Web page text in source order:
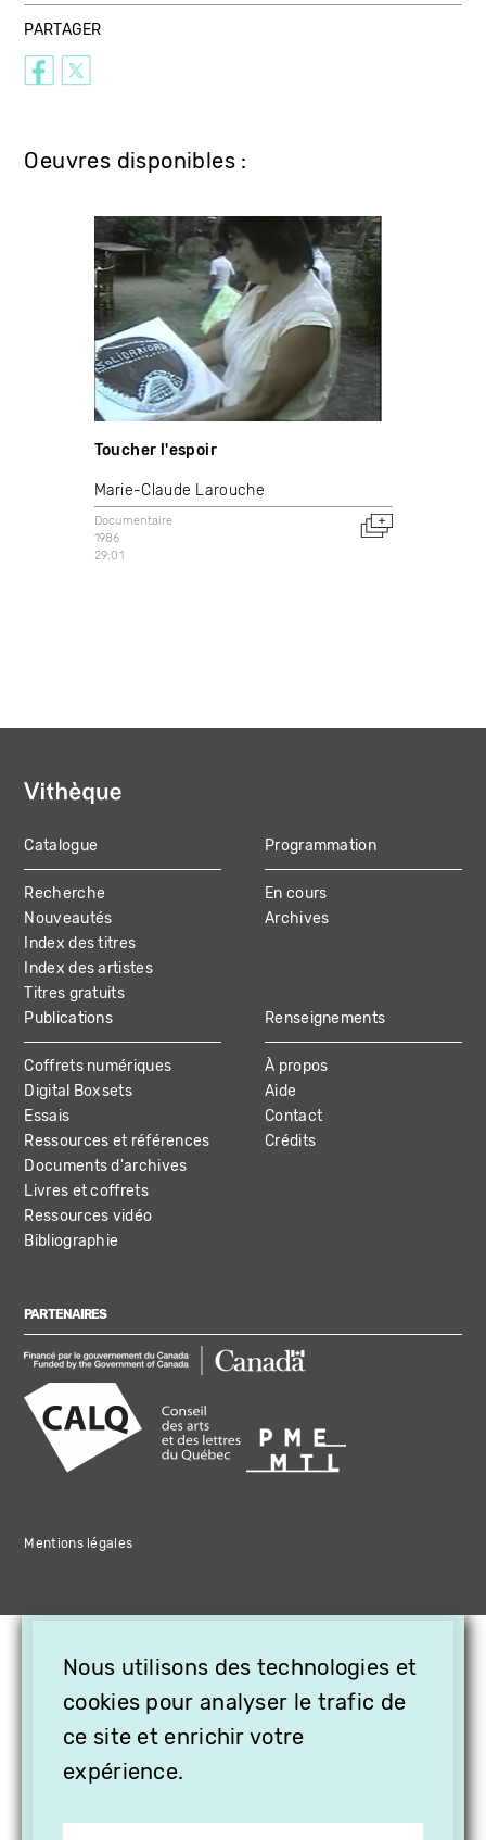
PARTAGER
Oeuvres disponibles :
Toucher l'espoir
Marie-Claude Larouche
Documentaire
1986
29:01
MAIN
NAVIGATION
Catalogue
Recherche
Nouveautés
Index des titres
Index des artistes
Titres gratuits
Programmation
En cours
Archives
Publications
Coffrets numériques
Digital Boxsets
Essais
Ressources et références
Documents d'archives
Livres et coffrets
Ressources vidéo
Bibliographie
Renseignements
À propos
Aide
Contact
Crédits
PARTENAIRES
Mentions légales
Nous utilisons des technologies et
cookies pour analyser le trafic de
ce site et enrichir votre
expérience.
OFFREZ LA VIDÉO EN
CADEAU, ABONNEZ VOS
PROCHES À VITHÈQUE !